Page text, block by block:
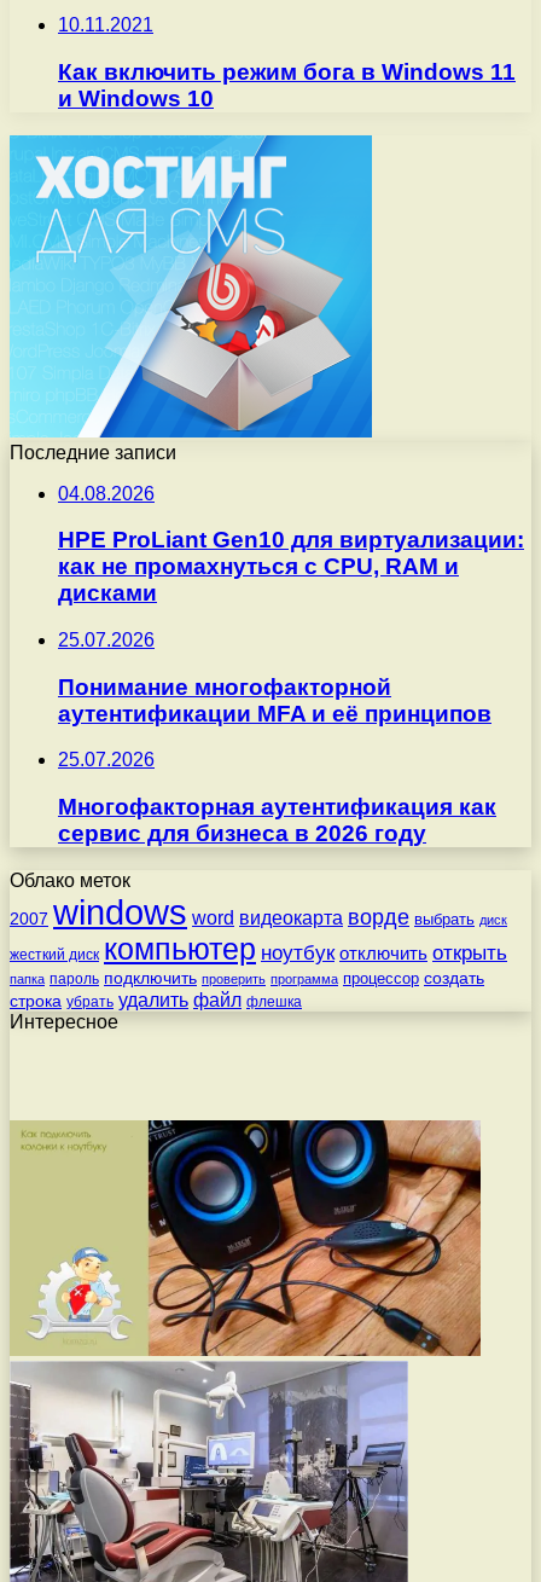
10.11.2021
Как включить режим бога в Windows 11
и Windows 10
Последние записи
04.08.2026
HPE ProLiant Gen10 для виртуализации:
как не промахнуться с CPU, RAM и
дисками
25.07.2026
Понимание многофакторной
аутентификации MFA и её принципов
25.07.2026
Многофакторная аутентификация как
сервис для бизнеса в 2026 году
Облако меток
2007 windows word видеокарта ворде выбрать диск
жесткий диск компьютер ноутбук отключить открыть
папка пароль подключить проверить программа процессор создать
строка убрать удалить файл флешка
Интересное